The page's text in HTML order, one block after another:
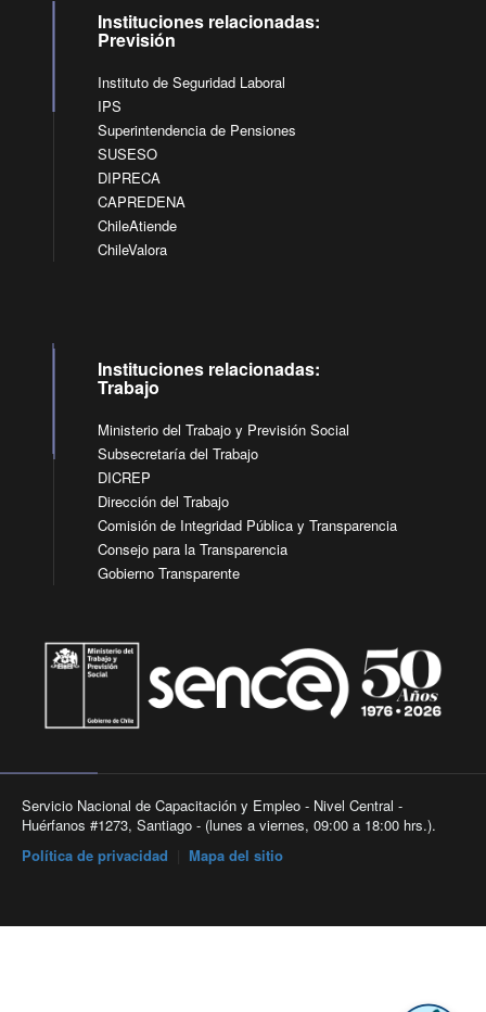
Instituciones relacionadas:
Previsión
Instituto de Seguridad Laboral
IPS
Superintendencia de Pensiones
SUSESO
DIPRECA
CAPREDENA
ChileAtiende
ChileValora
Instituciones relacionadas:
Trabajo
Ministerio del Trabajo y Previsión Social
Subsecretaría del Trabajo
DICREP
Dirección del Trabajo
Comisión de Integridad Pública y Transparencia
Consejo para la Transparencia
Gobierno Transparente
Servicio Nacional de Capacitación y Empleo - Nivel Central -
Huérfanos #1273, Santiago - (lunes a viernes, 09:00 a 18:00 hrs.).
Política de privacidad
Mapa del sitio